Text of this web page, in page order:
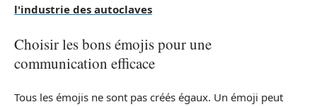
l'industrie des autoclaves
Choisir les bons émojis pour une
communication efficace
Tous les émojis ne sont pas créés égaux. Un émoji peut